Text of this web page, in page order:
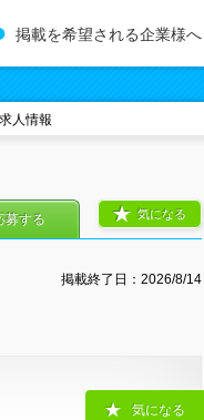
掲載を希望される企業様へ
人情報
掲載終了日： 2026/8/14
気になる
募する
気になる